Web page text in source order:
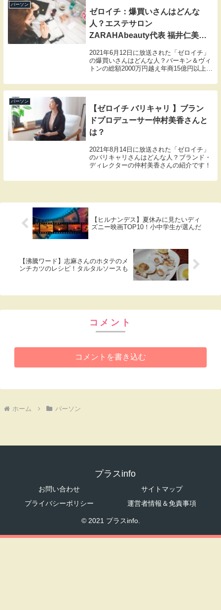
パーソン
ゼロイチ：爆買いさんはどんな
人？エステサロン
ZARAHAbeauty代表 福井仁美さ
2021年6月12日に放送された「ゼロイチ」
の爆買いさんはどんな人？バーキン＆ヴィ
トンの総額2000万円越え年商15億円以上の
ZARAHAbeauty代表・福井仁美さんの紹介
です！8月14日にも放送されていまし...
パーソン
【ゼロイチ バリキャリ 】ブラン
ドプロデューサー仲村美香さんと
は？
2021年8月14日に放送された「ゼロイチ」
のバリキャリさんはどんな人？ブランド・
ディレクターの仲村美香さんの紹介です！
【ヒルナンデス】夏休みに見たいディ
ズニー映画TOP10！小中学生が選んだ
【沸騰ワード】志麻さんのホタテのメ
ンチカツのレシピ！タルタルソースも
コメント
コメントを書き込む
ホーム パーソン
プラスinfo
お問い合わせ
サイトマップ
プライバシーポリシー
運営者情報＆免責事項
© 2021 プラスinfo.